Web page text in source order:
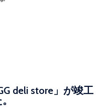
deli store」が竣工